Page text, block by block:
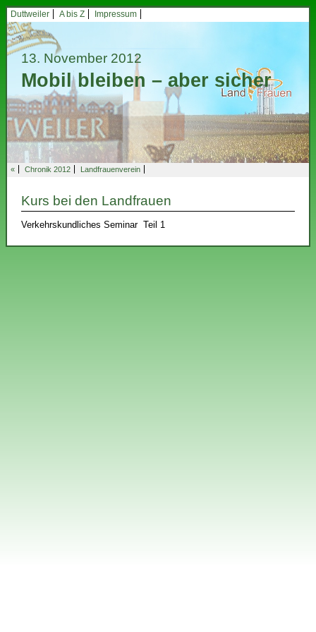
Duttweiler A bis Z Impressum
13. November 2012
Mobil bleiben – aber sicher
« Chronik 2012 Landfrauenverein
Kurs bei den Landfrauen
Verkehrskundliches Seminar Teil 1